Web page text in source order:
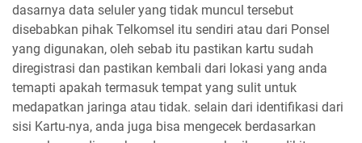
dasarnya data seluler yang tidak muncul tersebut
disebabkan pihak Telkomsel itu sendiri atau dari Ponsel
yang digunakan, oleh sebab itu pastikan kartu sudah
diregistrasi dan pastikan kembali dari lokasi yang anda
temapti apakah termasuk tempat yang sulit untuk
medapatkan jaringa atau tidak. selain dari identifikasi dari
sisi Kartu-nya, anda juga bisa mengecek berdasarkan